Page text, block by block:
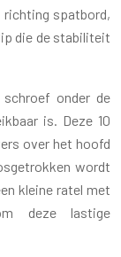
richting spatbord,
die de stabiliteit
schroef onder de
is. Deze 10
over het hoofd
wordt
kleine ratel met
deze lastige